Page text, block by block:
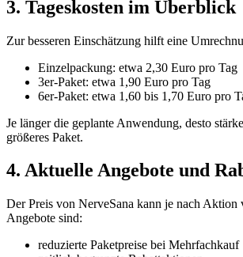
3. Tageskosten im Überblick
Zur besseren Einschätzung hilft eine
Einzelpackung: etwa 2,30 Euro pro Tag
3er-Paket: etwa 1,90 Euro pro Tag
6er-Paket: etwa 1,60 bis 1,70 Euro pro
Je länger die geplante Anwendung, desto
größeres Paket.
4. Aktuelle Angebote und
Der Preis von NerveSana kann je nach Aktion
Angebote sind:
reduzierte Paketpreise bei Mehrfachkauf